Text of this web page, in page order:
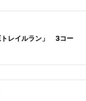
トレイルラン」 3コー